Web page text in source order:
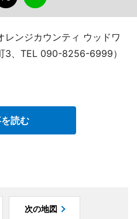
レンジカウンティ ウッドワ
3、TEL 090-8256-6999）
読む
次の地図